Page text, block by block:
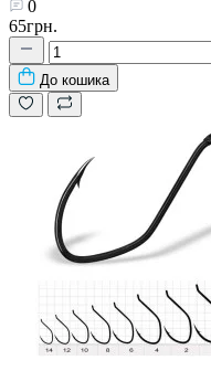
0
65грн.
До кошика